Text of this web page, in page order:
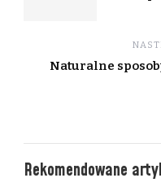
Naturalne
Rekomendowane